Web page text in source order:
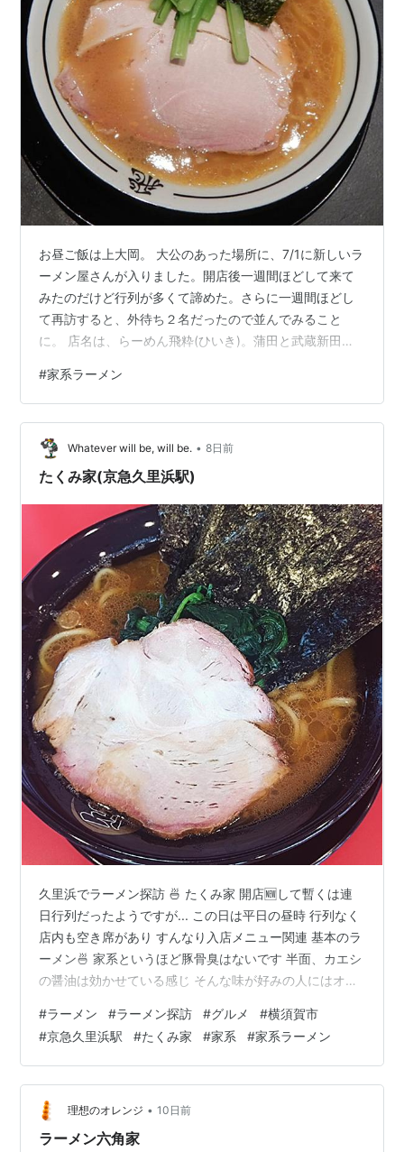
お昼ご飯は上大岡。 大公のあった場所に、7/1に新しいラ
ーメン屋さんが入りました。開店後一週間ほどして来て
みたのだけど行列が多くて諦めた。さらに一週間ほどし
て再訪すると、外待ち２名だったので並んでみること
に。 店名は、らーめん飛粋(ひいき)。蒲田と武蔵新田に
チに7人ほど待ちがあります。座れるし涼しいので、店内
待ちは無問題。 入店時に券売機で買って、店員さんが取
りに来たら渡します。らーめん900円とライス150円のボ
タンをポチポチ。お好みは、ぜんぶ普通で。 客層を見渡
すと、ラヲタっぽい人は少なく、家族連れが２組、女性
#家系ラーメン
Whatever will be, will be. • 8日前
たくみ家(京急久里浜駅)
久里浜でラーメン探訪 🍜 たくみ家 開店🆕して暫くは連
日行列だったようですが... この日は平日の昼時 行列なく
店内も空き席があり すんなり入店メニュー関連 基本のラ
ーメン🍜 家系というほど豚骨臭はないです 半面、カエシ
の醤油は効かせている感じ そんな味が好みの人にはオス
たチャーシューは美味しい😋あとは味変アイテム多数✨
個人的にはニンニク、ショウガ、胡椒があれば十分です
特に家系にニンニクはマストな人ご馳走様でした✨🔻ポ
チッとお願いします🙏ランキング参加中【公式】2025年
開設ブログランキング参加中gooからきましたランキング
参加中はてなブロ…
#ラーメン #ラーメン探訪 #グルメ #横須賀市
#京急久里浜駅 #たくみ家 #家系 #家系ラーメン
理想のオレンジ • 10日前
ラーメン六角家